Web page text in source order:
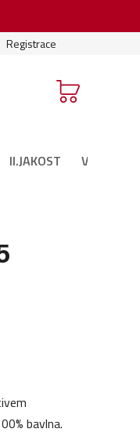
Podmínky soutěže
Registrace
II.JAKOST VÁNOČNÍ
bavlna.